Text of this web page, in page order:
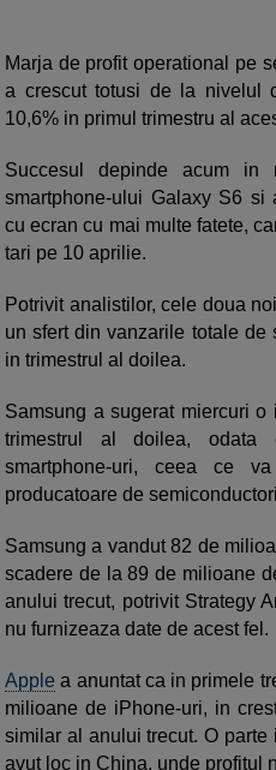
Marja de profit operational pe
a crescut totusi de la nivelul
10,6% in primul trimestru al
Succesul depinde acum in
smartphone-ului Galaxy S6
cu ecran cu mai multe fatete,
tari pe 10 aprilie.
Potrivit analistilor, cele doua
un sfert din vanzarile totale de
in trimestrul al doilea.
Samsung a sugerat miercuri
trimestrul al doilea, odata
smartphone-uri, ceea ce
producatoare de
Samsung a vandut 82 de
scadere de la 89 de milioane
anului trecut, potrivit Strategy
nu furnizeaza date de acest fel.
Apple a anuntat ca in primele
milioane de iPhone-uri, in
similar al anului trecut. O
avut loc in China, unde profitul